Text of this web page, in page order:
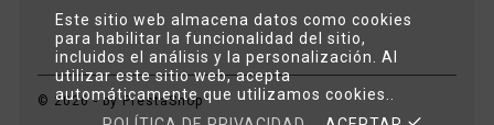
© 2026 - by PrestaShop™
Este sitio web almacena datos como cookies
para habilitar la funcionalidad del sitio,
incluidos el análisis y la personalización. Al
utilizar este sitio web, acepta
automáticamente que utilizamos cookies..